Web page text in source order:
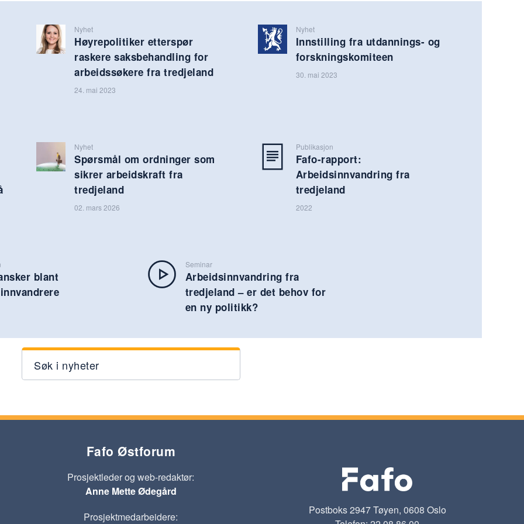
Nyhet
Høyrepolitiker etterspør
raskere saksbehandling for
arbeidssøkere fra tredjeland
24. mai 2023
Nyhet
Innstilling fra utdannings- og
forskningskomiteen
30. mai 2023
Nyhet
Spørsmål om ordninger som
sikrer arbeidskraft fra
tredjeland
02. mars 2026
Publikasjon
Fafo-rapport:
Arbeidsinnvandring fra
tredjeland
2022
blant
Seminar
Arbeidsinnvandring fra
tredjeland – er det behov for
en ny politikk?
Søk i nyheter
Fafo Østforum
Prosjektleder og web-redaktør:
Anne Mette Ødegård
Prosjektmedarbeidere:
Postboks 2947 Tøyen, 0608 Oslo